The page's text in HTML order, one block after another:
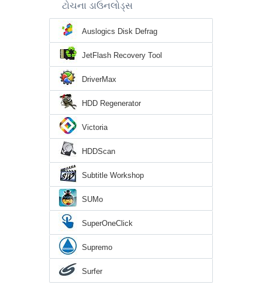
ટોચના ડાઉનલોડ્સ
Auslogics Disk Defrag
JetFlash Recovery Tool
DriverMax
HDD Regenerator
Victoria
HDDScan
Subtitle Workshop
SUMo
SuperOneClick
Supremo
Surfer